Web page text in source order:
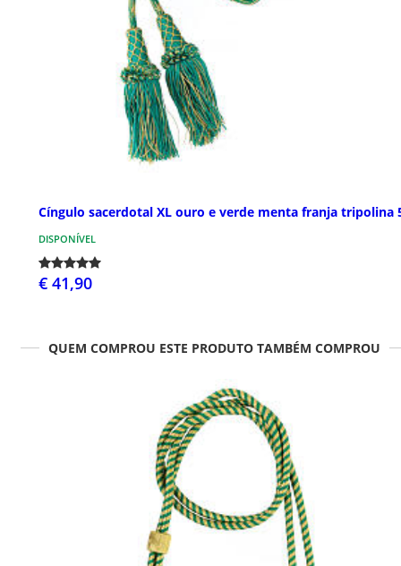
Cíngulo sacerdotal XL ouro e verde menta franja tripolina
DISPONÍVEL
€ 41,90
QUEM COMPROU ESTE PRODUTO TAMBÉM COMPROU